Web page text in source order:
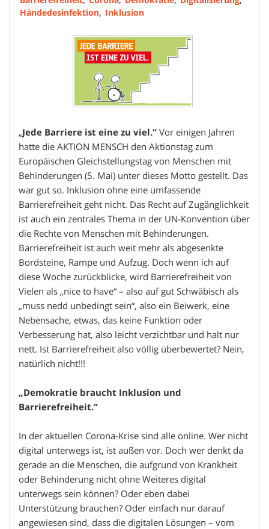
Händedesinfektion, Inklusion
„Jede Barriere ist eine zu viel.“ Vor einigen Jahren
hatte die AKTION MENSCH den Aktionstag zum
Europäischen Gleichstellungstag von Menschen mit
Behinderungen (5. Mai) unter dieses Motto gestellt. Das
war gut so. Inklusion ohne eine umfassende
Barrierefreiheit geht nicht. Das Recht auf Zugänglichkeit
ist auch ein zentrales Thema in der UN-Konvention über
die Rechte von Menschen mit Behinderungen.
Barrierefreiheit ist auch weit mehr als abgesenkte
Bordsteine, Rampe und Aufzug. Doch wenn ich auf
diese Woche zurückblicke, wird Barrierefreiheit von
Vielen als „nice to have“ – also auf gut Schwäbisch als
„muss nedd unbedingt sein“, also ein Beiwerk, eine
Nebensache, etwas, das keine Funktion oder
Verbesserung hat, also leicht verzichtbar und halt nur
nett. Ist Barrierefreiheit also völlig überbewertet? Nein,
natürlich nicht!!!
„Demokratie braucht Inklusion und
Barrierefreiheit.“
In der aktuellen Corona-Krise sind alle online. Wer nicht
digital unterwegs ist, ist außen vor. Doch wer denkt da
gerade an die Menschen, die aufgrund von Krankheit
oder Behinderung nicht ohne Weiteres digital
unterwegs sein können? Oder eben dabei
Unterstützung brauchen? Oder einfach nur darauf
angewiesen sind, dass die digitalen Lösungen – vom